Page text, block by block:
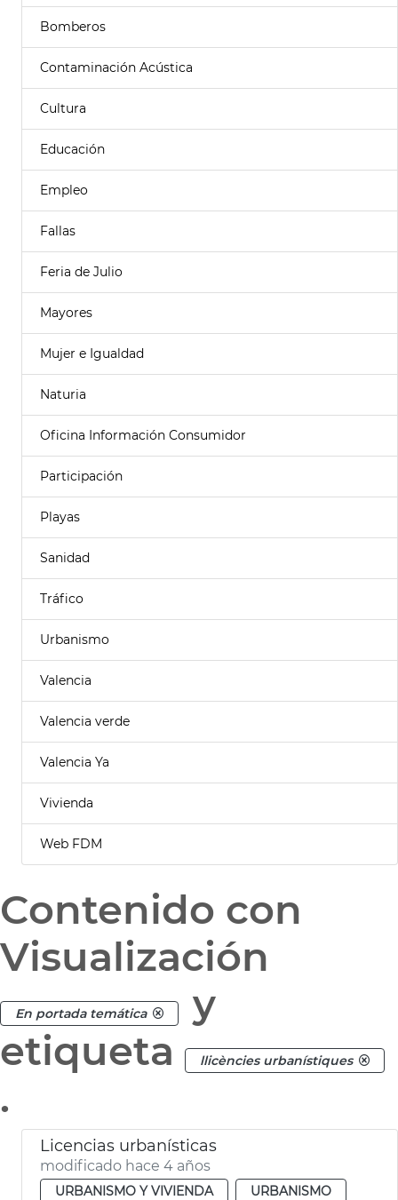
Bomberos
Contaminación Acústica
Cultura
Educación
Empleo
Fallas
Feria de Julio
Mayores
Mujer e Igualdad
Naturia
Oficina Información Consumidor
Participación
Playas
Sanidad
Tráfico
Urbanismo
Valencia
Valencia verde
Valencia Ya
Vivienda
Web FDM
Contenido con
Visualización
En portada temática
y
etiqueta
llicències urbanístiques
.
Licencias urbanísticas
modificado hace 4 años
URBANISMO Y VIVIENDA
URBANISMO